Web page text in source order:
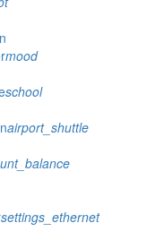
mood
school
airport_shuttle
settings_ethernet